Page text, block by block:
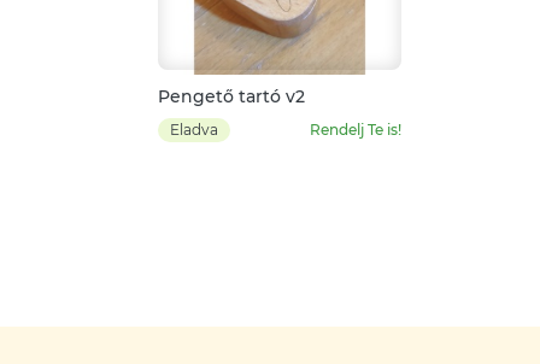
Pengető tartó v2
Eladva Rendelj Te is!